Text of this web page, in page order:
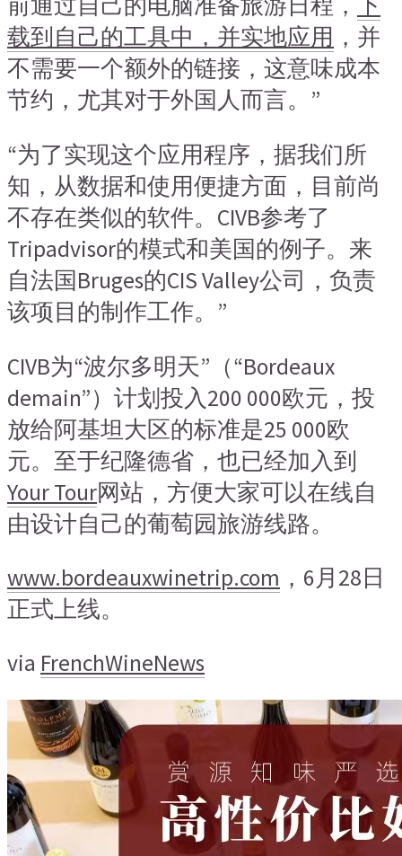
载到自己的工具中，并实地应用 ，并
不需要一个额外的链接，这意味成本
节约，尤其对于外国人而言。”
“为了实现这个应用程序，据我们所
知，从数据和使用便捷方面，目前尚
不存在类似的软件。CIVB参考了
Tripadvisor的模式和美国的例子。来
自法国Bruges的CIS Valley公司，负责
该项目的制作工作。”
CIVB为“波尔多明天”（“Bordeaux
demain”）计划投入200 000欧元，投
放给阿基坦大区的标准是25 000欧
元。至于纪隆德省，也已经加入到
Your Tour网站，方便大家可以在线自
由设计自己的葡萄园旅游线路。
www.bordeauxwinetrip.com ，6月28日
正式上线。
via FrenchWineNews